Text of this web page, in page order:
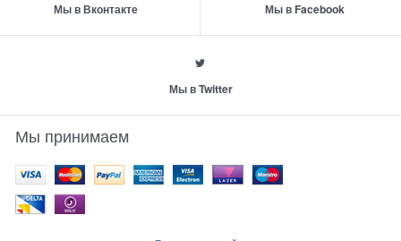
Мы в Вконтакте Мы в Facebook
Мы в Twitter
Мы принимаем